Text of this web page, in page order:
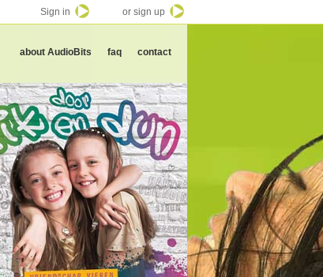
about AudioBits faq contact
Sign in or sign up